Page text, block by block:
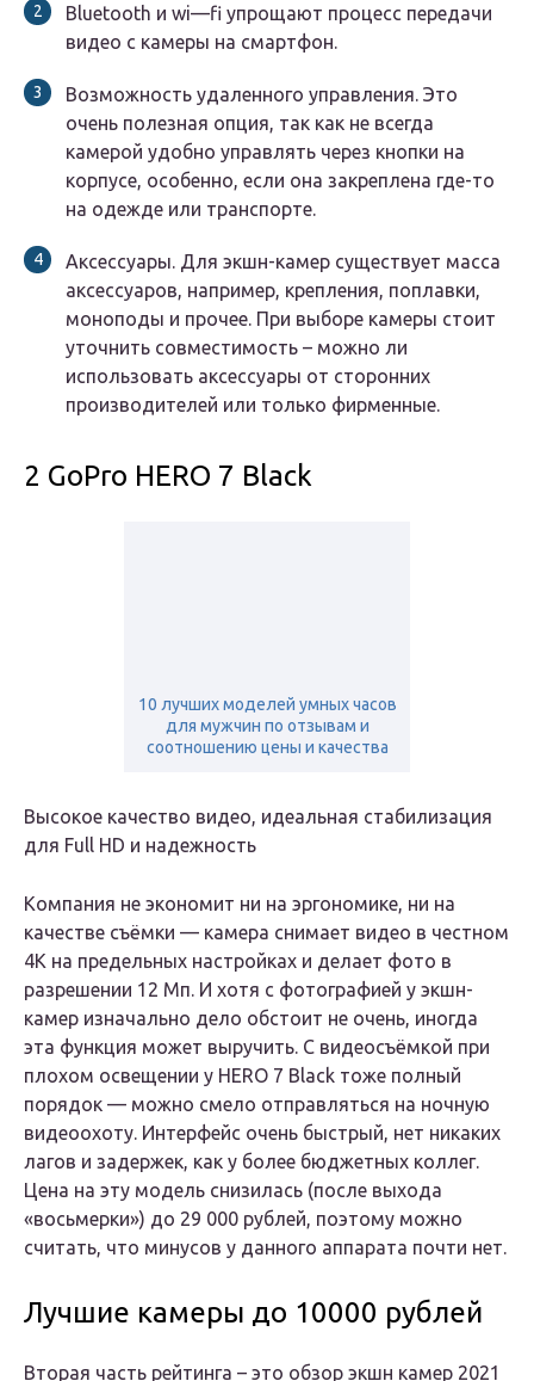
Bluetooth и wi—fi упрощают процесс передачи
видео с камеры на смартфон.
Возможность удаленного управления. Это
очень полезная опция, так как не всегда
камерой удобно управлять через кнопки на
корпусе, особенно, если она закреплена где-то
на одежде или транспорте.
Аксессуары. Для экшн-камер существует масса
аксессуаров, например, крепления, поплавки,
моноподы и прочее. При выборе камеры стоит
уточнить совместимость – можно ли
использовать аксессуары от сторонних
производителей или только фирменные.
2 GoPro HERO 7 Black
10 лучших моделей умных часов
для мужчин по отзывам и
соотношению цены и качества
Высокое качество видео, идеальная стабилизация
для Full HD и надежность
Компания не экономит ни на эргономике, ни на
качестве съёмки — камера снимает видео в честном
4К на предельных настройках и делает фото в
разрешении 12 Мп. И хотя с фотографией у экшн-
камер изначально дело обстоит не очень, иногда
эта функция может выручить. С видеосъёмкой при
плохом освещении у HERO 7 Black тоже полный
порядок — можно смело отправляться на ночную
видеоохоту. Интерфейс очень быстрый, нет никаких
лагов и задержек, как у более бюджетных коллег.
Цена на эту модель снизилась (после выхода
«восьмерки») до 29 000 рублей, поэтому можно
считать, что минусов у данного аппарата почти нет.
Лучшие камеры до 10000 рублей
Вторая часть рейтинга – это обзор экшн камер 2021